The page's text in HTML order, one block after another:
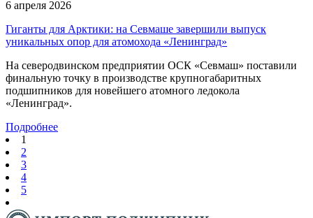
6 апреля 2026
Гиганты для Арктики: на Севмаше завершили выпуск
уникальных опор для атомохода «Ленинград»
На северодвинском предприятии ОСК «Севмаш» поставили
финальную точку в производстве крупногабаритных
подшипников для новейшего атомного ледокола
«Ленинград».
Подробнее
1
2
3
4
5